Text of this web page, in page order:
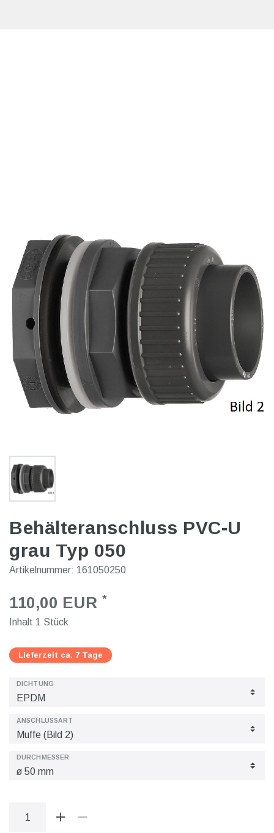
Behälteranschluss PVC-U
grau Typ 050
Artikelnummer: 161050250
110,00 EUR *
Inhalt 1 Stück
Lieferzeit ca. 7 Tage
DICHTUNG
ANSCHLUSSART
DURCHMESSER